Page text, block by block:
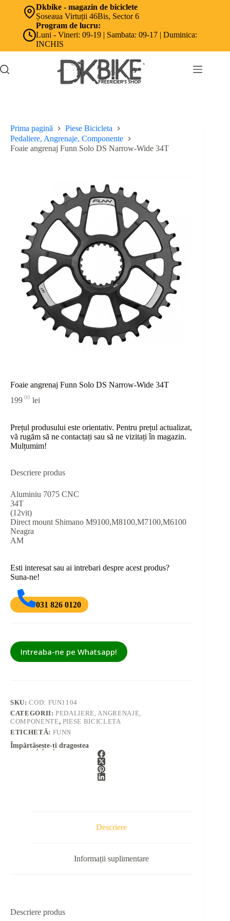
Dkbike - magazin de biciclete
Șoseaua Virtuții 46Bis, Sector 6
Program de lucru:
Luni - Vineri: 09-19 | Sambata: 09-17 | Duminica:
INCHIS
Prima pagină
Piese Bicicleta
Pedaliere, Angrenaje, Componente
Foaie angrenaj Funn Solo DS Narrow-Wide 34T
Foaie angrenaj Funn Solo DS Narrow-Wide 34T
199 00 lei
Prețul produsului este orientativ. Pentru prețul actualizat,
vă rugăm să ne contactați sau să ne vizitați în magazin.
Mulțumim!
Descriere produs
Aluminiu 7075 CNC
34T
(12vit)
Direct mount Shimano M9100,M8100,M7100,M6100
Neagra
AM
Esti interesat sau ai intrebari despre acest produs?
Suna-ne!
031 826 0120
Intreaba-ne pe Whatsapp!
SKU:COD: FUN1104
CATEGORII:PEDALIERE, ANGRENAJE,
COMPONENTE, PIESE BICICLETA
ETICHETĂ: FUNN
Împărtășește-ți dragostea
Descriere
Informații suplimentare
Descriere produs